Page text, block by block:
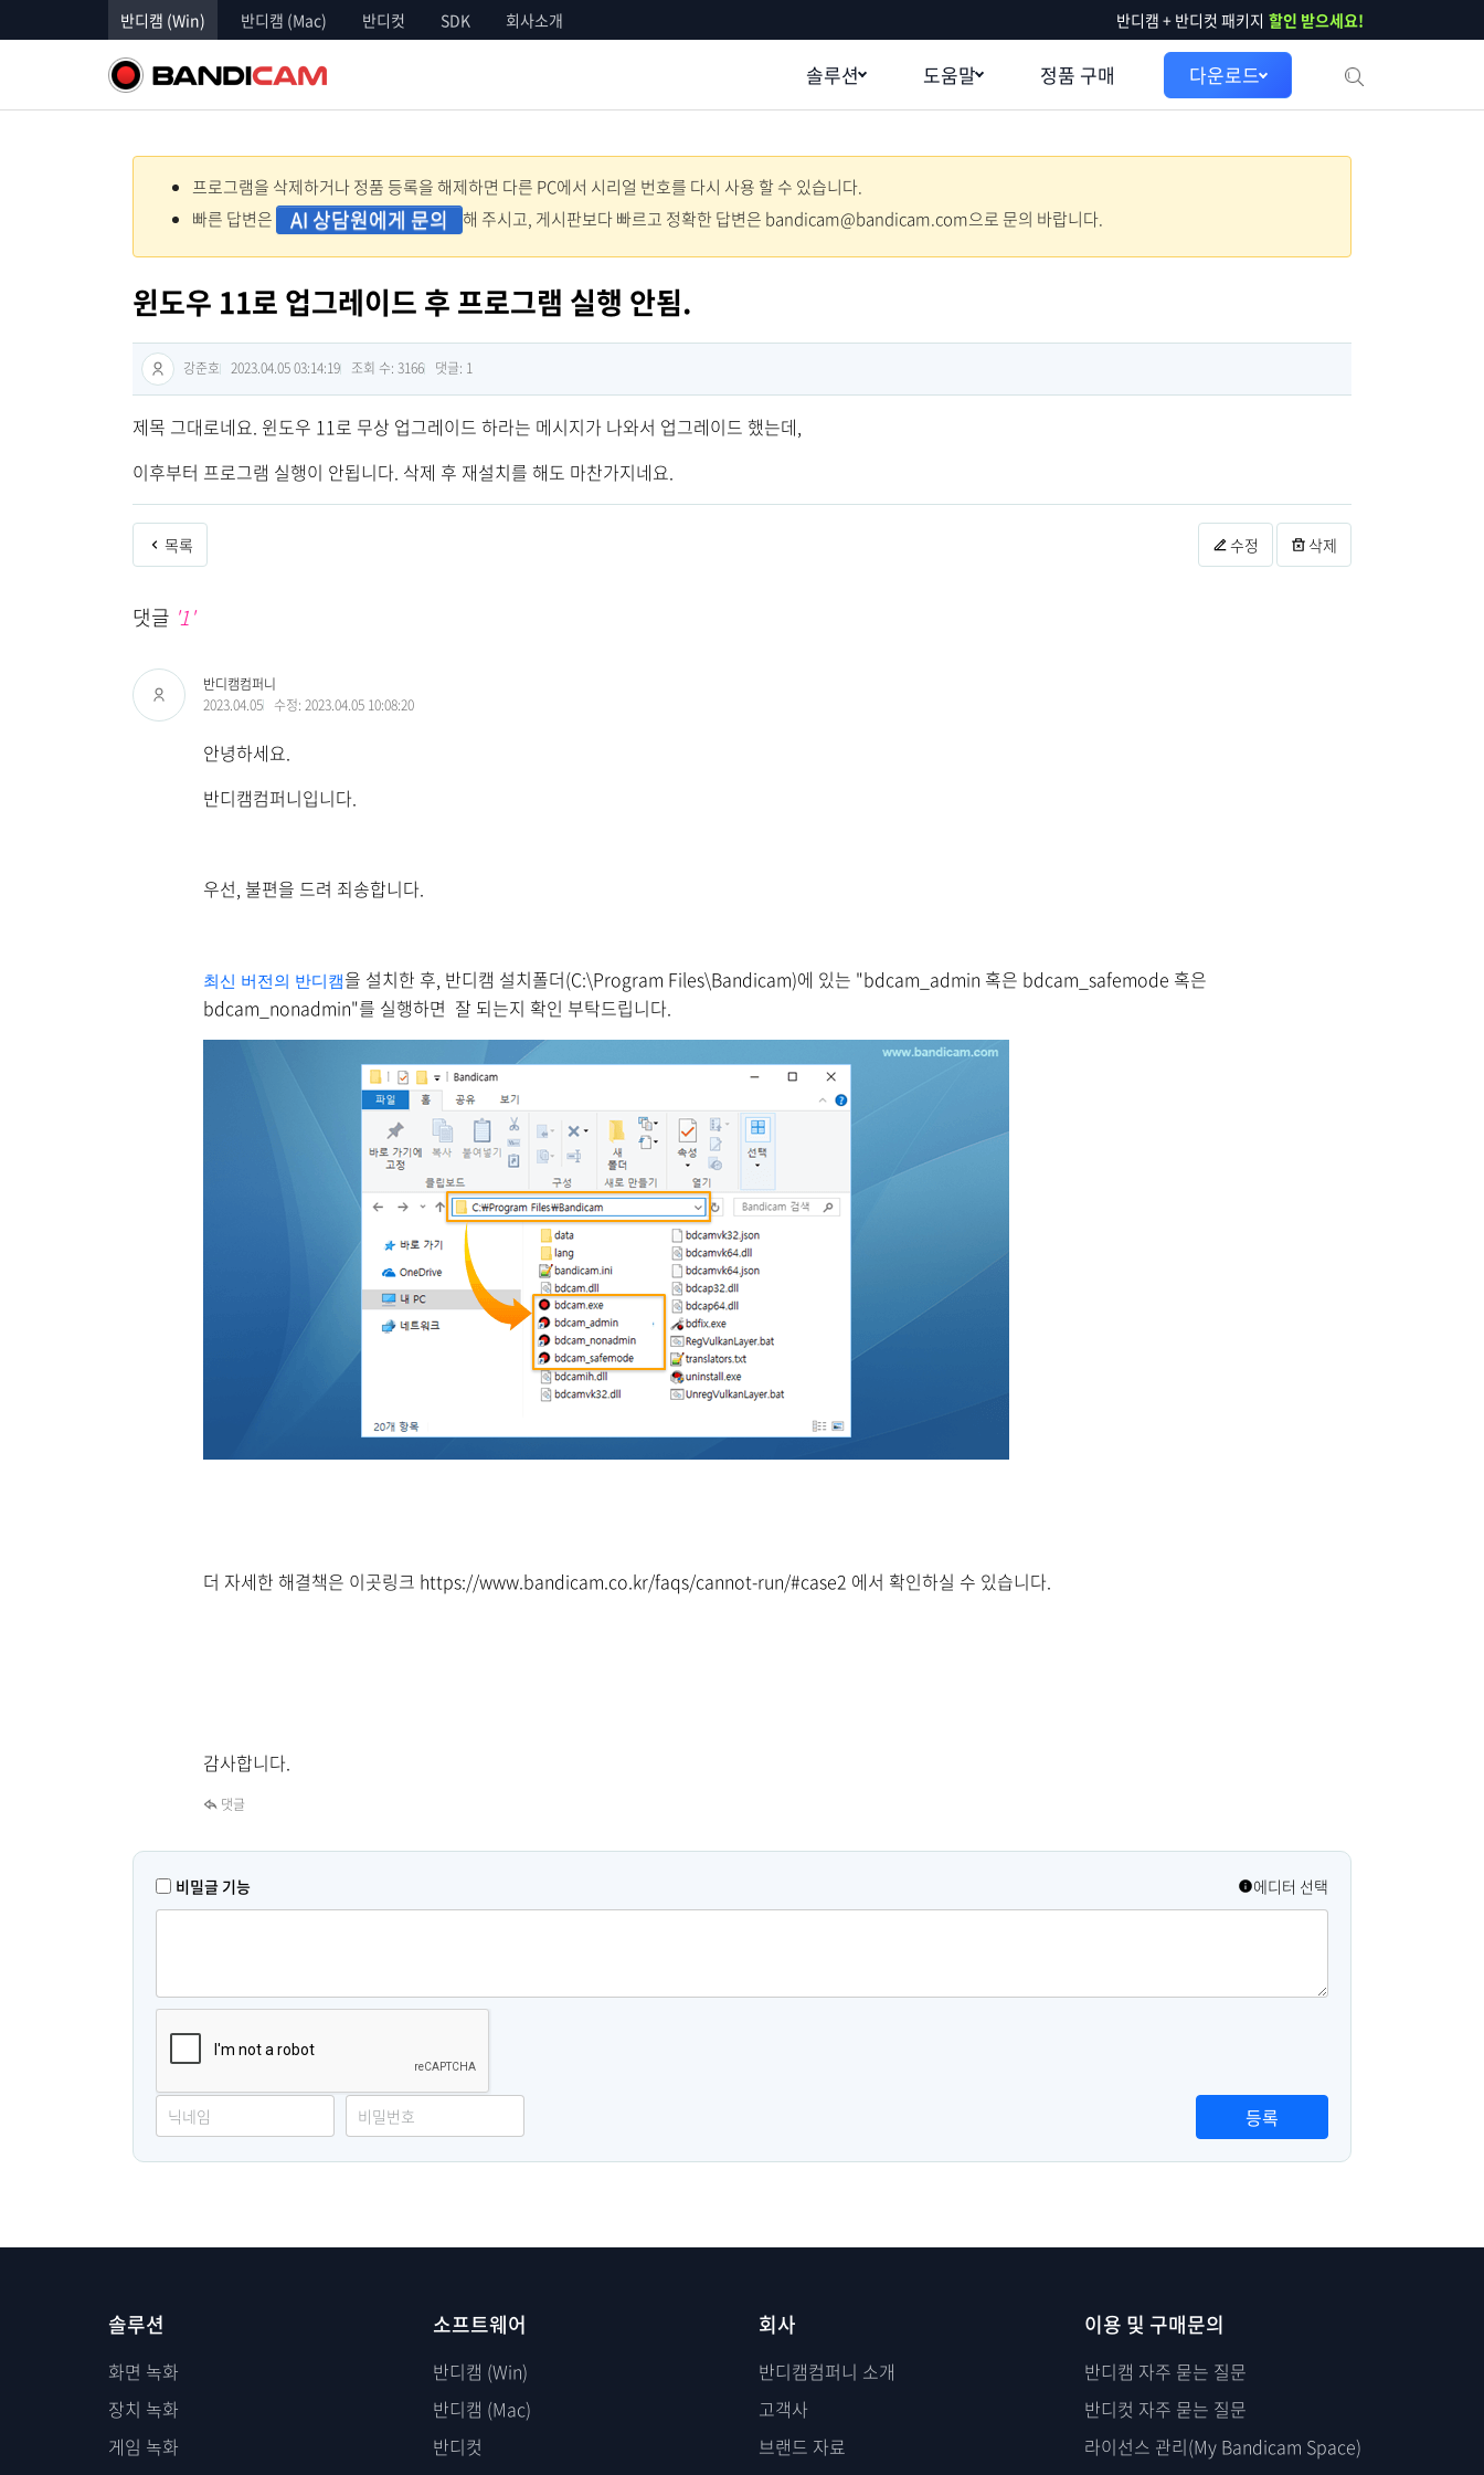
반디캠 (Win) 반디캠 (Mac) 반디컷 SDK 회사소개 반디캠 + 반디컷 패키지 할인 받으세요!
솔루션 도움말 정품 구매 다운로드
프로그램을 삭제하거나 정품 등록을 해제하면 다른 PC에서 시리얼 번호를 다시 사용 할 수 있습니다.
빠른 답변은
AI 상담원에게 문의 해 주시고, 게시판보다 빠르고 정확한 답변은 bandicam@bandicam.com으로 문의 바랍니다.
윈도우 11로 업그레이드 후 프로그램 실행 안됨.
강준호 2023.04.05 03:14:19 조회 수: 3166 댓글: 1
제목 그대로네요. 윈도우 11로 무상 업그레이드 하라는 메시지가 나와서 업그레이드 했는데,
이후부터 프로그램 실행이 안됩니다. 삭제 후 재설치를 해도 마찬가지네요.
목록 수정 삭제
댓글 '1'
반디캠컴퍼니
2023.04.05 수정: 2023.04.05 10:08:20
안녕하세요.
반디캠컴퍼니입니다.
우선, 불편을 드려 죄송합니다.
최신 버전의 반디캠을 설치한 후, 반디캠 설치폴더(C:\Program Files\Bandicam)에 있는 "bdcam_admin 혹은 bdcam_safemode 혹은
bdcam_nonadmin"를 실행하면 잘 되는지 확인 부탁드립니다.
더 자세한 해결책은 이곳링크 https://www.bandicam.co.kr/faqs/cannot-run/#case2 에서 확인하실 수 있습니다.
감사합니다.
댓글
비밀글 기능 에디터 선택
등록
솔루션
화면 녹화
장치 녹화
게임 녹화
소프트웨어
반디캠 (Win)
반디캠 (Mac)
반디컷
회사
반디캠컴퍼니 소개
고객사
브랜드 자료
이용 및 구매문의
반디캠 자주 묻는 질문
반디컷 자주 묻는 질문
라이선스 관리(My Bandicam Space)